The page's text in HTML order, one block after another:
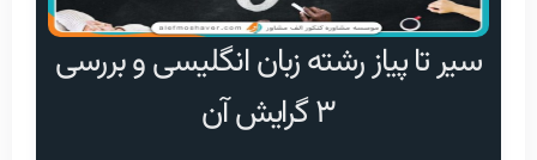
سیر تا پیاز رشته زبان انگلیسی و بررسی
۳ گرایش آن